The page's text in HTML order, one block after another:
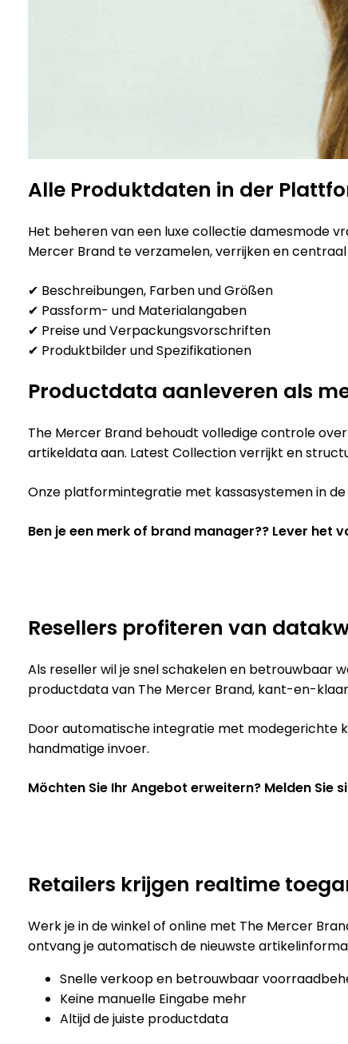
Alle Produktdaten in der
Het beheren van een luxe collectie damesmode
Mercer Brand te verzamelen, verrijken en
✔ Beschreibungen, Farben und Größen
✔ Passform- und Materialangaben
✔ Preise und Verpackungsvorschriften
✔ Produktbilder und Spezifikationen
Productdata aanleveren als
The Mercer Brand behoudt volledige controle
artikeldata aan. Latest Collection verrijkt en
Onze platformintegratie met kassasystemen in
Ben je een merk of brand manager?? Lever
Resellers profiteren van
Als reseller wil je snel schakelen en betrouwbaar
productdata van The Mercer Brand, kant-en-
Door automatische integratie met modegerichte
handmatige invoer.
Möchten Sie Ihr Angebot erweitern? Melden Sie
Retailers krijgen realtime
Werk je in de winkel of online met The Mercer
ontvang je automatisch de nieuwste
Snelle verkoop en betrouwbaar
Keine manuelle Eingabe mehr
Altijd de juiste productdata